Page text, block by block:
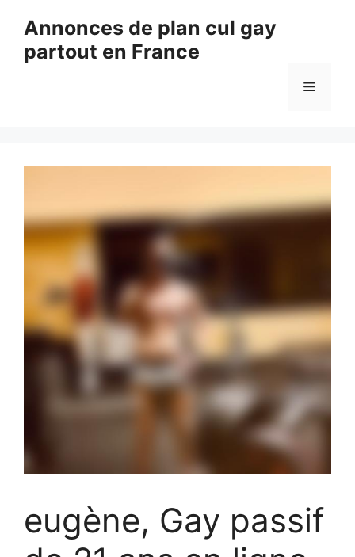
contenu
Annonces de plan cul gay
partout en France
Menu
eugène, Gay passif